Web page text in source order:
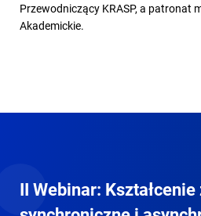
Przewodniczący KRASP, a patronat
Akademickie.
II Webinar: